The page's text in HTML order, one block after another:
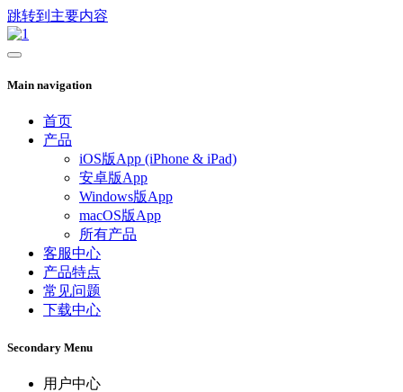
跳转到主要内容
Main navigation
首页
产品
iOS版App (iPhone & iPad)
安卓版App
Windows版App
macOS版App
所有产品
客服中心
产品特点
常见问题
下载中心
Secondary Menu
用户中心